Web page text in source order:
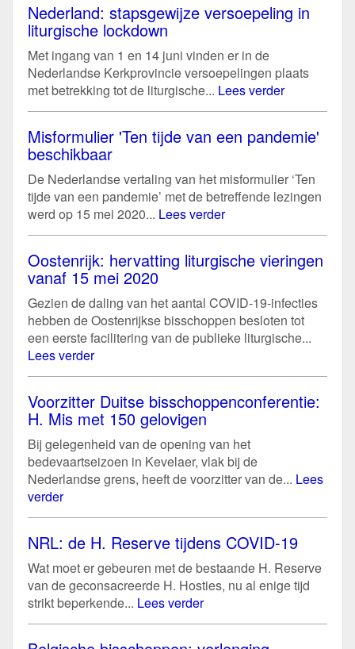
Nederland: stapsgewijze versoepeling in
liturgische lockdown
Met ingang van 1 en 14 juni vinden er in de
Nederlandse Kerkprovincie versoepelingen plaats
met betrekking tot de liturgische... Lees verder
Misformulier 'Ten tijde van een pandemie'
beschikbaar
De Nederlandse vertaling van het misformulier ‘Ten
tijde van een pandemie’ met de betreffende lezingen
werd op 15 mei 2020... Lees verder
Oostenrijk: hervatting liturgische vieringen
vanaf 15 mei 2020
Gezien de daling van het aantal COVID-19-infecties
hebben de Oostenrijkse bisschoppen besloten tot
een eerste facilitering van de publieke liturgische...
Lees verder
Voorzitter Duitse bisschoppenconferentie:
H. Mis met 150 gelovigen
Bij gelegenheid van de opening van het
bedevaartseizoen in Kevelaer, vlak bij de
Nederlandse grens, heeft de voorzitter van de... Lees
verder
NRL: de H. Reserve tijdens COVID-19
Wat moet er gebeuren met de bestaande H. Reserve
van de geconsacreerde H. Hosties, nu al enige tijd
strikt beperkende... Lees verder